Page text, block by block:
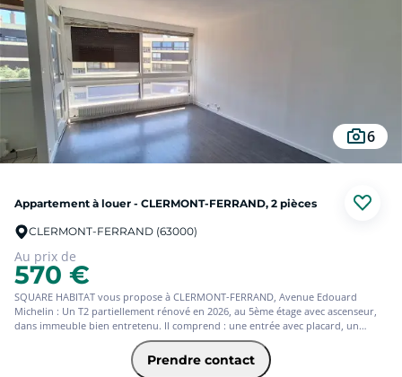
6
Appartement à louer - CLERMONT-FERRAND, 2 pièces
CLERMONT-FERRAND (63000)
Au prix de
570 €
SQUARE HABITAT vous propose à CLERMONT-FERRAND, Avenue Edouard
Michelin : Un T2 partiellement rénové en 2026, au 5ème étage avec ascenseur,
dans immeuble bien entretenu. Il comprend : une entrée avec placard, un
séjour lumineux avec balcon, une cuisine semi ouverte et aménagée avec
plaques de cuisson, une chambre avec dressing et balcon. Chauffage + eau
froide + eau chaude compris dans les charges. Cave et box en annexes.
Prendre contact